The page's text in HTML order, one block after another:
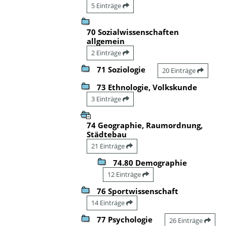
5 Einträge
70 Sozialwissenschaften
allgemein
2 Einträge
71 Soziologie 20 Einträge
73 Ethnologie, Volkskunde
3 Einträge
74 Geographie, Raumordnung,
Städtebau
21 Einträge
74.80 Demographie
12 Einträge
76 Sportwissenschaft
14 Einträge
77 Psychologie 26 Einträge